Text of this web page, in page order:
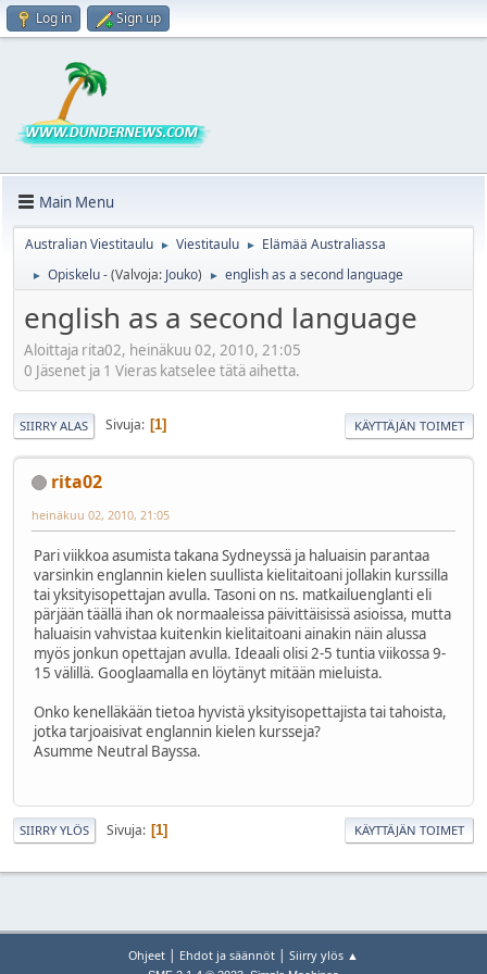
Log in Sign up
Main Menu
Australian Viestitaulu ► Viestitaulu ► Elämää Australiassa
► Opiskelu -(Valvoja: Jouko) ► english as a second language
english as a second language
Aloittaja rita02, heinäkuu 02, 2010, 21:05
0 Jäsenet ja 1 Vieras katselee tätä aihetta.
SIIRRY ALAS Sivuja 1 KÄYTTÄJÄN TOIMET
rita02
heinäkuu 02, 2010, 21:05
Pari viikkoa asumista takana Sydneyssä ja haluaisin parantaa
varsinkin englannin kielen suullista kielitaitoani jollakin kurssilla
tai yksityisopettajan avulla. Tasoni on ns. matkailuenglanti eli
pärjään täällä ihan ok normaaleissa päivittäisissä asioissa, mutta
haluaisin vahvistaa kuitenkin kielitaitoani ainakin näin alussa
myös jonkun opettajan avulla. Ideaali olisi 2-5 tuntia viikossa 9-
15 välillä. Googlaamalla en löytänyt mitään mieluista.
Onko kenelläkään tietoa hyvistä yksityisopettajista tai tahoista,
jotka tarjoaisivat englannin kielen kursseja?
Asumme Neutral Bayssa.
SIIRRY YLÖS Sivuja 1 KÄYTTÄJÄN TOIMET
Ohjeet Ehdot ja säännöt Siirry ylös ▲